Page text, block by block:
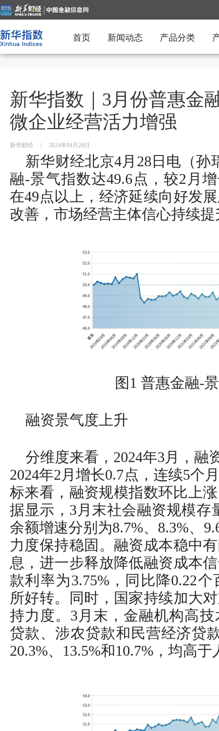
首页 新闻动态 产品分类
新华指数｜3月份普惠金
微企业经营活力增强
新华财经 2024年04月28日
新华财经北京4月28日电（孙
融-景气指数达49.6点，较2月
在49点以上，经济延续向好发
改善，市场经营主体信心持续提
图1 普惠金融-
融资景气度上升
分维度来看，2024年3月，融
2024年2月增长0.7点，连续5个
标来看，融资规模指数环比上
据显示，3月末社会融资规模存
余额增速分别为8.7%、8.3%、
力度保持稳固。融资成本稳中
息，进一步释放降低融资成本
款利率为3.75%，同比降0.22
所好转。同时，国家持续加大
持力度。3月末，金融机构高
贷款、涉农贷款和民营经济贷
20.3%、13.5%和10.7%，均高